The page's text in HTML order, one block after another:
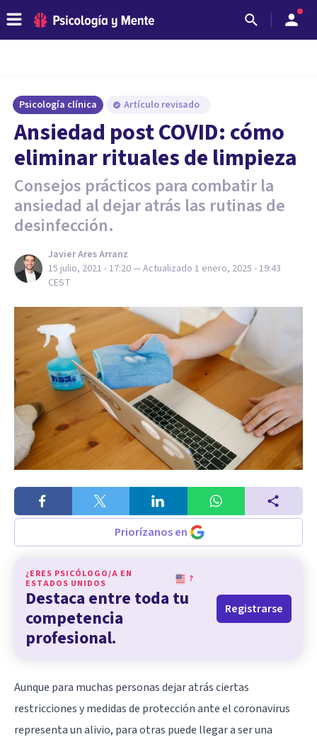
Psicología clínica Artículo revisado
Ansiedad post COVID: cómo
eliminar rituales de limpieza
Consejos prácticos para combatir la
ansiedad al dejar atrás las rutinas de
desinfección.
Javier Ares Arranz
15 julio, 2021 - 17:20— Actualizado 1 enero, 2025 - 19:43
CEST
Priorízanos en
¿ERES PSICÓLOGO/A EN
ESTADOS UNIDOS
?
Destaca entre toda tu
competencia
profesional.
Registrarse
Aunque para muchas personas dejar atrás ciertas
restricciones y medidas de protección ante el coronavirus
representa un alivio, para otras puede llegar a ser una